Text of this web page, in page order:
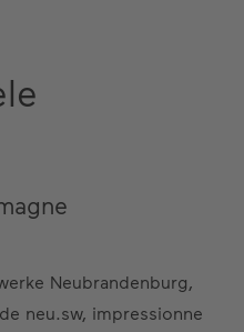
Neubrandenburg,
neu.sw, impressionne